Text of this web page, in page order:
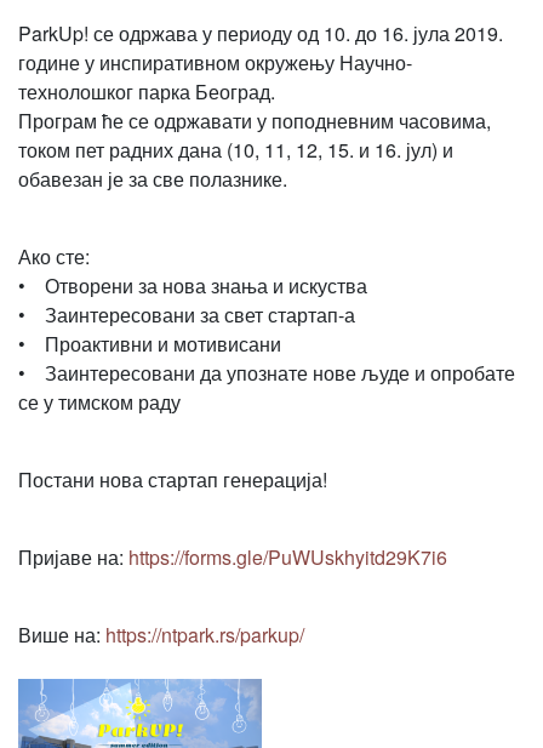
ParkUp! се одржава у периоду од 10. до 16. јула 2019.
године у инспиративном окружењу Научно-
технолошког парка Београд.
Програм ће се одржавати у поподневним часовима,
током пет радних дана (10, 11, 12, 15. и 16. јул) и
обавезан је за све полазнике.
Ако сте:
• Отворени за нова знања и искуства
• Заинтересовани за свет стартап-а
• Проактивни и мотивисани
• Заинтересовани да упознате нове људе и опробате
се у тимском раду
Постани нова стартап генерација!
Пријаве на: https://forms.gle/PuWUskhyitd29K7i6
Више на: https://ntpark.rs/parkup/